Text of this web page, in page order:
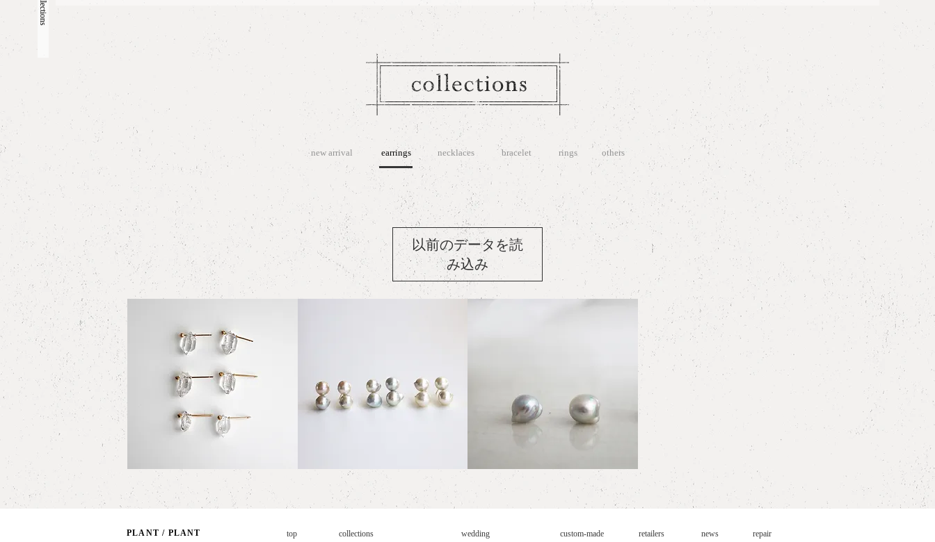
collections
new arrival earrings necklaces bracelet rings others
以前のデータを読
み込み
クイックビュー
Diamond
Stad
Earrings
クイックビュー クイックビュー
PLANT / PLANT top collections wedding custom-made retailers news repair